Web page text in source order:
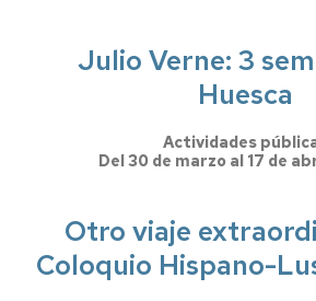
Julio Verne: 3
Huesca
Actividades
Del 30 de marzo al 17 de
Otro viaje
Coloquio Hispano-